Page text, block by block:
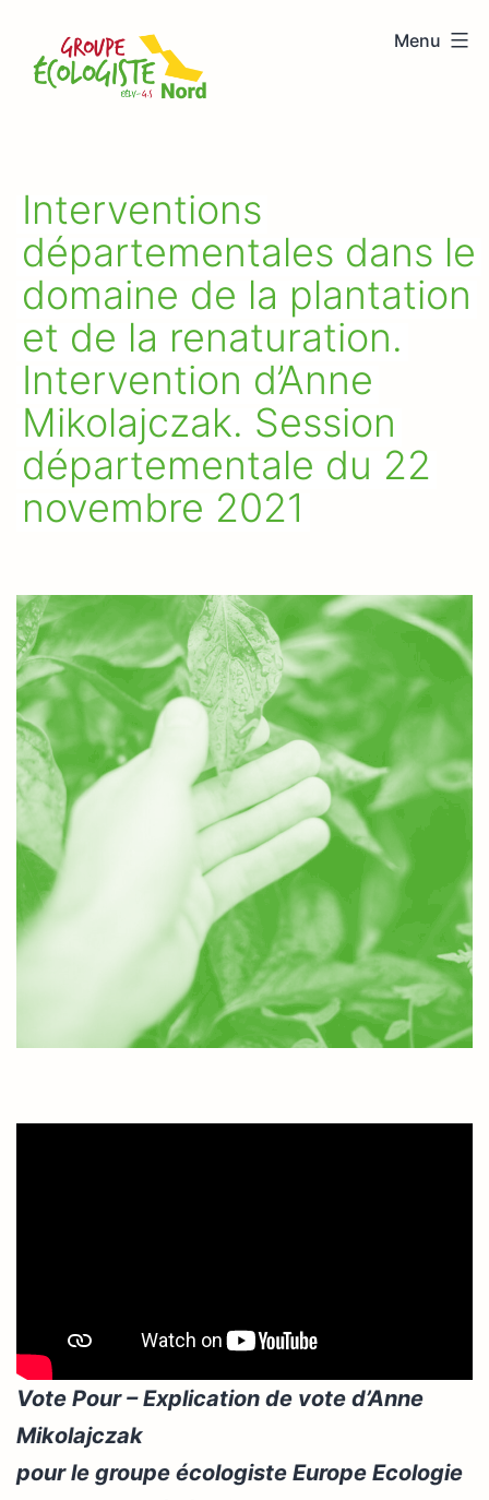
contenu
Groupe
Menu
Interventions
départementales dans le
domaine de la plantation
et de la renaturation.
Intervention d’Anne
Mikolajczak. Session
départementale du 22
novembre 2021
Vote Pour – Explication de vote d’Anne
Mikolajczak
pour le groupe écologiste Europe Ecologie